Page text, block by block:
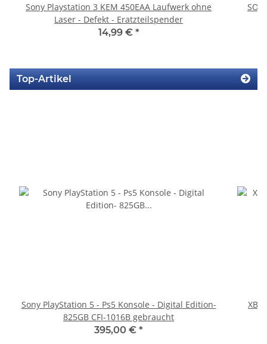
Sony Playstation 3 KEM 450EAA Laufwerk ohne
Laser - Defekt - Eratzteilspender
14,99 € *
Top-Artikel
Sony PlayStation 5 - Ps5 Konsole - Digital Edition-
825GB CFI-1016B gebraucht
395,00 € *